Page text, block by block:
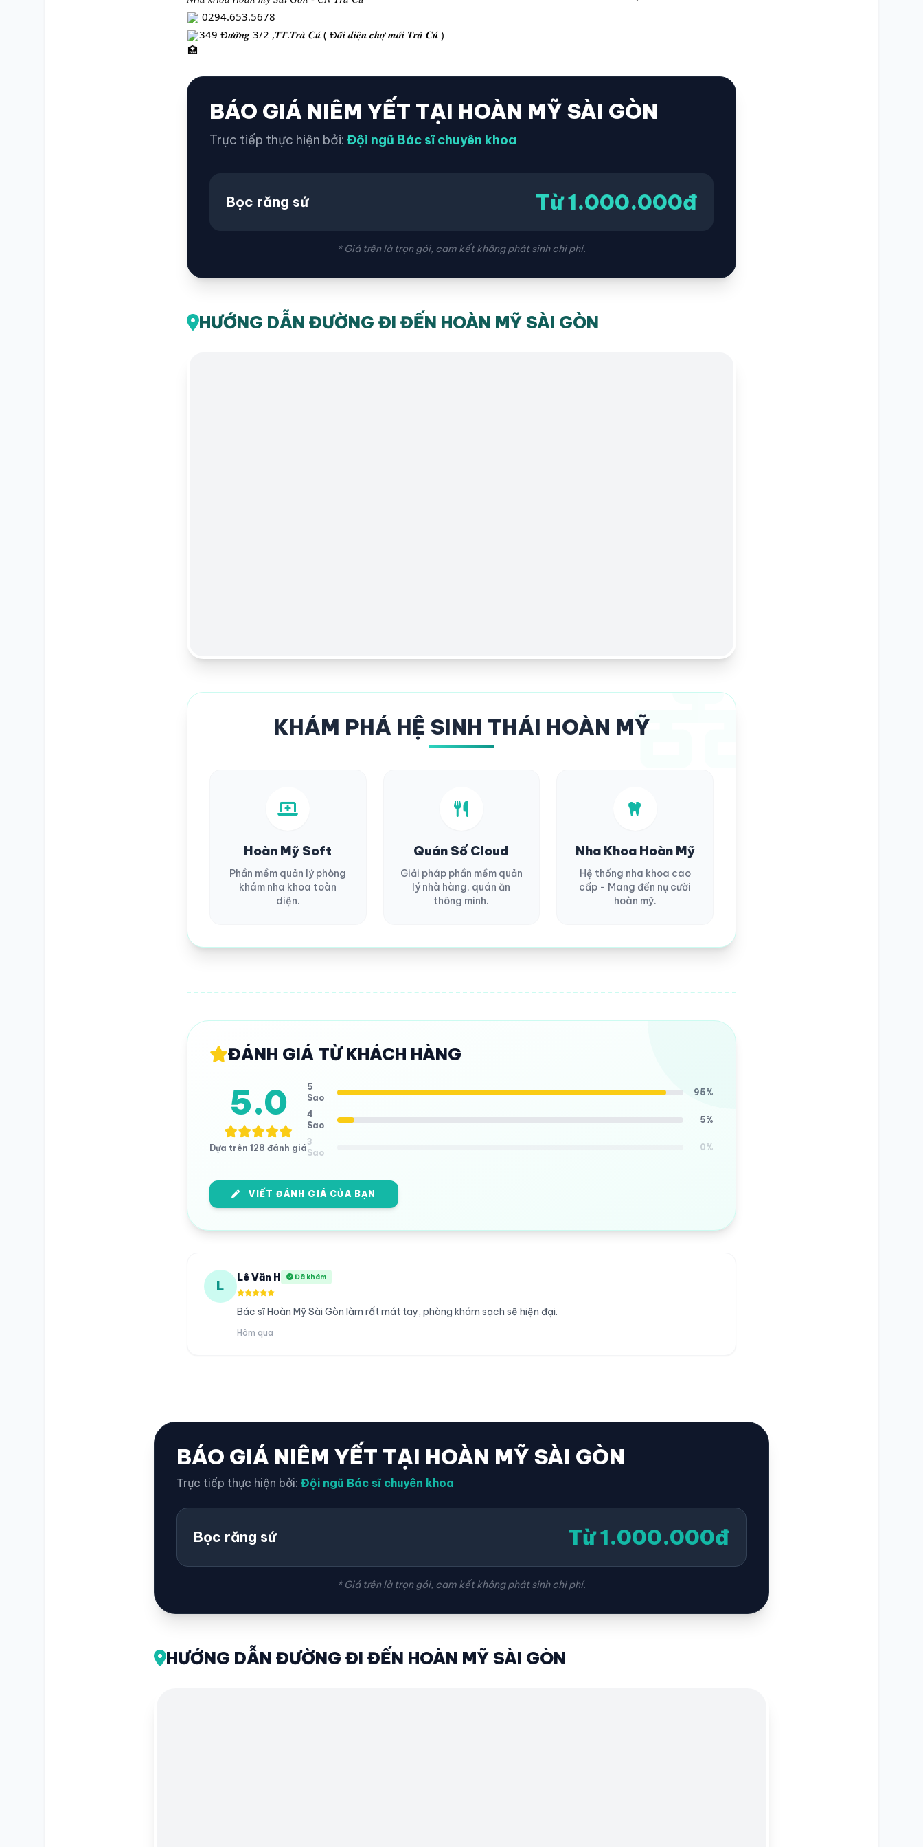
TRA CỨU HỒ SƠ
0294.653.5678
349 Đ𝒖̛𝒐̛̀𝒏𝒈 3/2 ,𝑻𝑻.𝑻𝒓𝒂̀ 𝑪𝒖́ ( Đ𝒐̂́𝒊 𝒅𝒊𝒆̣̂𝒏 𝒄𝒉𝒐̛̣ 𝒎𝒐̛́𝒊 𝑻𝒓𝒂̀ 𝑪𝒖́ )
BÁO GIÁ NIÊM YẾT TẠI HOÀN MỸ SÀI GÒN
Trực tiếp thực hiện bởi: Đội ngũ Bác sĩ chuyên khoa
Bọc răng sứ Từ 1.000.000đ
* Giá trên là trọn gói, cam kết không phát sinh chi phí.
HƯỚNG DẪN ĐƯỜNG ĐI ĐẾN HOÀN MỸ SÀI GÒN
KHÁM PHÁ HỆ SINH THÁI HOÀN MỸ
Hoàn Mỹ Soft
Phần mềm quản lý phòng
khám nha khoa toàn
diện.
Quán Số Cloud
Giải pháp phần mềm quản
lý nhà hàng, quán ăn
thông minh.
Nha Khoa Hoàn Mỹ
Hệ thống nha khoa cao
cấp - Mang đến nụ cười
hoàn mỹ.
ĐÁNH GIÁ TỪ KHÁCH HÀNG
5.0
Dựa trên 128 đánh giá
5
Sao
95%
4
Sao
5%
3
Sao
0%
VIẾT ĐÁNH GIÁ CỦA BẠN
L
Lê Văn H Đã khám
Bác sĩ Hoàn Mỹ Sài Gòn làm rất mát tay, phòng khám sạch sẽ hiện đại.
Hôm qua
BÁO GIÁ NIÊM YẾT TẠI HOÀN MỸ SÀI GÒN
Trực tiếp thực hiện bởi: Đội ngũ Bác sĩ chuyên khoa
Bọc răng sứ Từ 1.000.000đ
* Giá trên là trọn gói, cam kết không phát sinh chi phí.
HƯỚNG DẪN ĐƯỜNG ĐI ĐẾN HOÀN MỸ SÀI GÒN